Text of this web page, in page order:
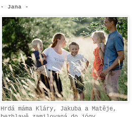
- Jana -
Hrdá máma Kláry, Jakuba a Matěje,